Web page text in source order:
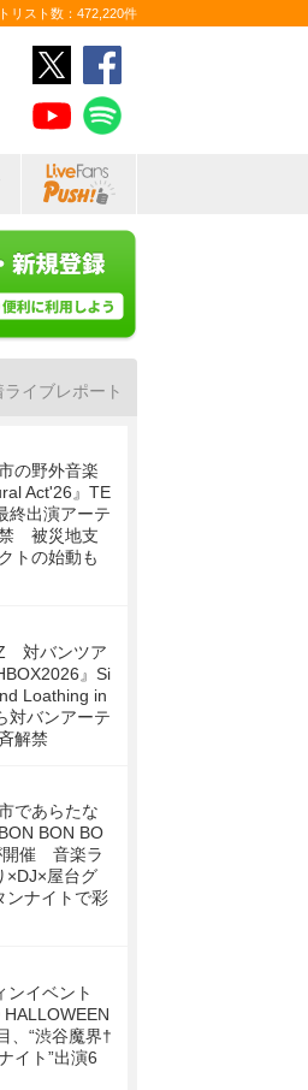
リスト数：472,220件
ライブレポート
の野外音楽
Act'26』TE
終出演アーテ
被災地支
トの始動も
対バンツア
』Si
Loathing in
対バンアーテ
解禁
であらたな
BON BO
開催 音楽ラ
×DJ×屋台グ
ンナイトで彩
ンイベント
HALLOWEEN
、“渋谷魔界†
イト”出演6